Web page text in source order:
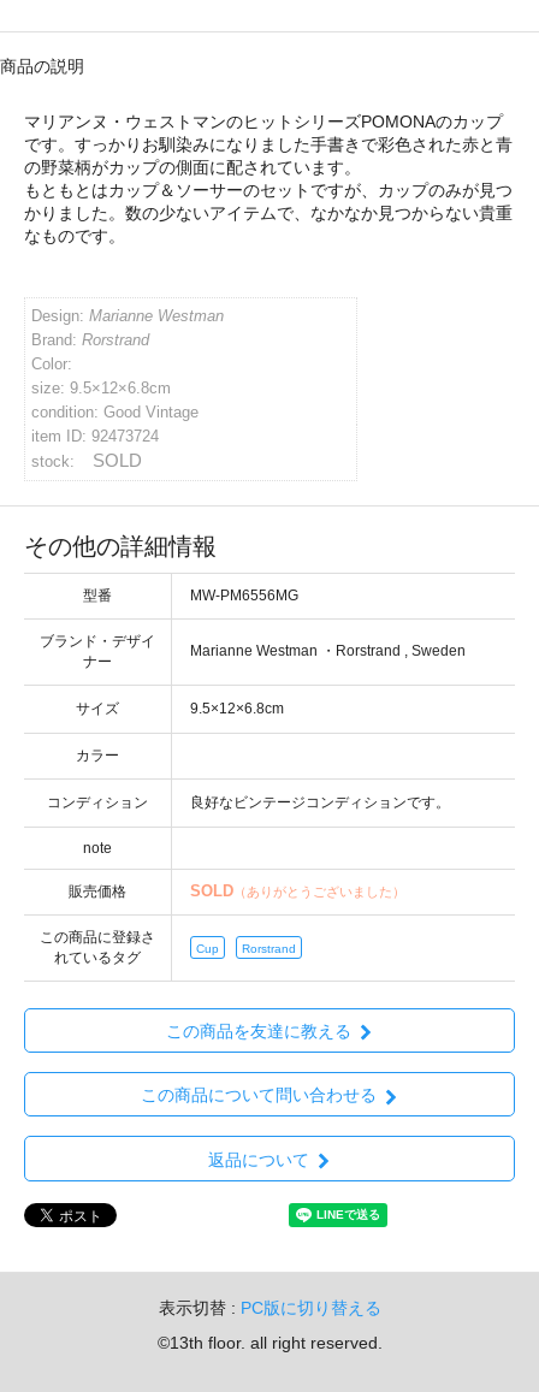
商品の説明
マリアンヌ・ウェストマンのヒットシリーズPOMONAのカップ
です。すっかりお馴染みになりました手書きで彩色された赤と青
の野菜柄がカップの側面に配されています。
もともとはカップ＆ソーサーのセットですが、カップのみが見つ
かりました。数の少ないアイテムで、なかなか見つからない貴重
なものです。
Design: Marianne Westman
Brand: Rorstrand
Color:
size: 9.5×12×6.8cm
condition: Good Vintage
item ID: 92473724
stock:
SOLD
その他の詳細情報
型番 MW-PM6556MG
ブランド・デザイ
ナー
・
サイズ
カラー
コンディション
note
販売価格 SOLD （ありがとうございました）
この商品に登録さ
れているタグ
Cup Rorstrand
この商品を友達に教える
この商品について問い合わせる
返品について
表示切替 : PC版に切り替える
©13th floor. all right reserved.
アート・カルチャー
シーポリシー
マガジン
カウント